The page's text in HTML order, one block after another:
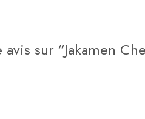
sur “Jakamen